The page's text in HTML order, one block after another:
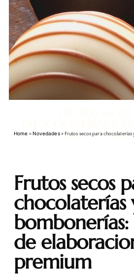
CALIDAD
Home »Novedades» Frutos secos para
Frutos secos
chocolaterías
bombonerías:
de
premium